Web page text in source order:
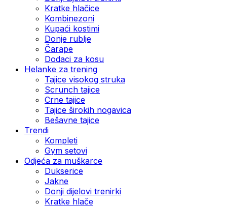
Kratke hlačice
Kombinezoni
Kupaći kostimi
Donje rublje
Čarape
Dodaci za kosu
Helanke za trening
Tajice visokog struka
Scrunch tajice
Crne tajice
Tajice širokih nogavica
Bešavne tajice
Trendi
Kompleti
Gym setovi
Odjeća za muškarce
Dukserice
Jakne
Donji dijelovi trenirki
Kratke hlače